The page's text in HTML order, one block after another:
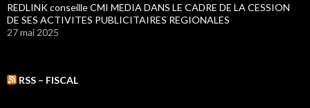
REDLINK conseille CMI MEDIA DANS LE CADRE DE LA CESSION
DE SES ACTIVITES PUBLICITAIRES REGIONALES
27 mai 2025
RSS – FISCAL